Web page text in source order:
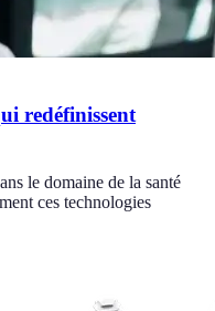
redéfinissent
le domaine de la santé
ces technologies